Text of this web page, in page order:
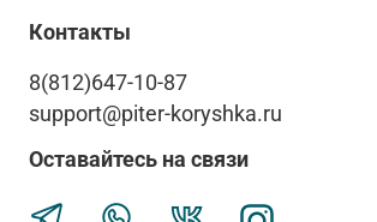
Контакты
8(812)647-10-87
support@piter-koryshka.ru
Оставайтесь на связи